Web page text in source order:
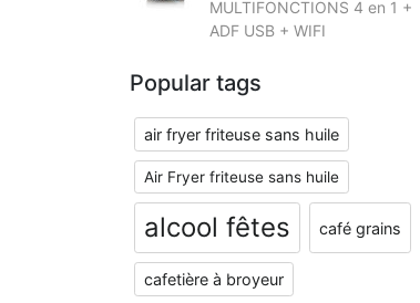
MULTIFONCTIONS 4 en 1 +
ADF USB + WIFI
Popular tags
air fryer friteuse sans huile
Air Fryer friteuse sans huile
alcool fêtes café grains
cafetière à broyeur